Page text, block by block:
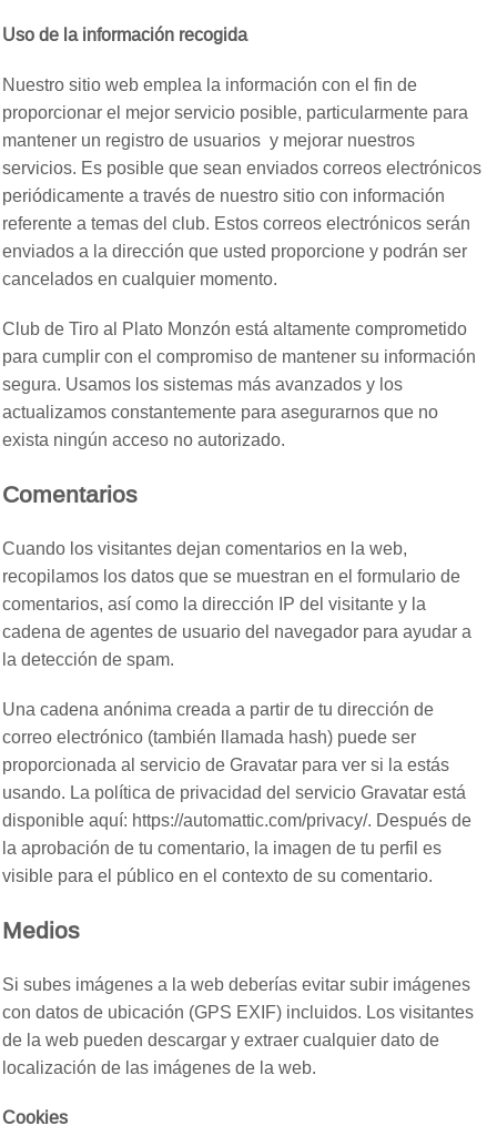
Uso de la información recogida
Nuestro sitio web emplea la información con el fin de
proporcionar el mejor servicio posible, particularmente para
mantener un registro de usuarios y mejorar nuestros
servicios. Es posible que sean enviados correos electrónicos
periódicamente a través de nuestro sitio con información
referente a temas del club. Estos correos electrónicos serán
enviados a la dirección que usted proporcione y podrán ser
cancelados en cualquier momento.
Club de Tiro al Plato Monzón está altamente comprometido
para cumplir con el compromiso de mantener su información
segura. Usamos los sistemas más avanzados y los
actualizamos constantemente para asegurarnos que no
exista ningún acceso no autorizado.
Comentarios
Cuando los visitantes dejan comentarios en la web,
recopilamos los datos que se muestran en el formulario de
comentarios, así como la dirección IP del visitante y la
cadena de agentes de usuario del navegador para ayudar a
la detección de spam.
Una cadena anónima creada a partir de tu dirección de
correo electrónico (también llamada hash) puede ser
proporcionada al servicio de Gravatar para ver si la estás
usando. La política de privacidad del servicio Gravatar está
disponible aquí: https://automattic.com/privacy/. Después de
la aprobación de tu comentario, la imagen de tu perfil es
visible para el público en el contexto de su comentario.
Medios
Si subes imágenes a la web deberías evitar subir imágenes
con datos de ubicación (GPS EXIF) incluidos. Los visitantes
de la web pueden descargar y extraer cualquier dato de
localización de las imágenes de la web.
Cookies